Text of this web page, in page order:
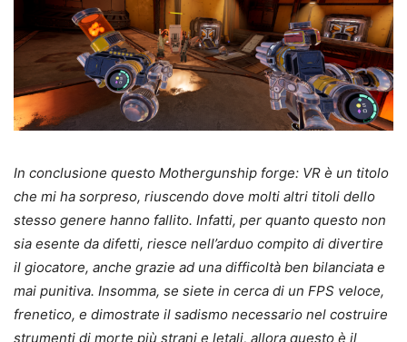
In conclusione questo Mothergunship forge: VR è un titolo
che mi ha sorpreso, riuscendo dove molti altri titoli dello
stesso genere hanno fallito. Infatti, per quanto questo non
sia esente da difetti, riesce nell’arduo compito di divertire
il giocatore, anche grazie ad una difficoltà ben bilanciata e
mai punitiva. Insomma, se siete in cerca di un FPS veloce,
frenetico, e dimostrate il sadismo necessario nel costruire
strumenti di morte più strani e letali, allora questo è il